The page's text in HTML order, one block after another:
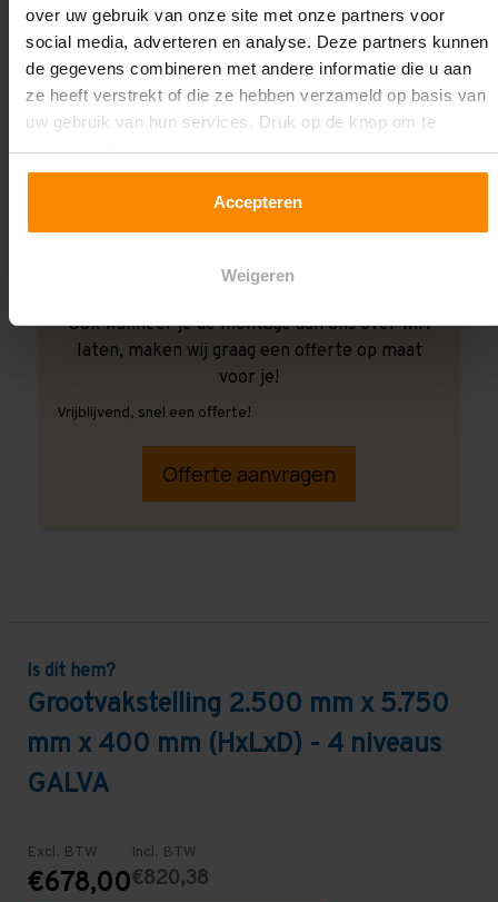
over uw gebruik van onze site met onze partners voor
social media, adverteren en analyse. Deze partners kunnen
de gegevens combineren met andere informatie die u aan
ze heeft verstrekt of die ze hebben verzameld op basis van
uw gebruik van hun services. Druk op de knop om te
accepteren!
Accepteren
Weigeren
Ook wanneer je de montage aan ons over wilt
laten, maken wij graag een offerte op maat
voor je!
Vrijblijvend, snel een offerte!
Offerte aanvragen
Is dit hem?
Grootvakstelling 2.500 mm x 5.750
mm x 400 mm (HxLxD) - 4 niveaus
GALVA
Excl. BTW
€678,00
Incl. BTW
€820,38